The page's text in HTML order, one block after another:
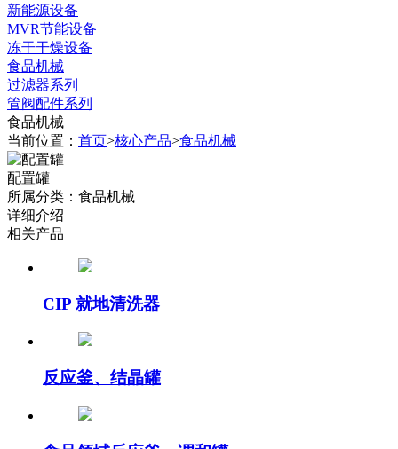
新能源设备
MVR节能设备
冻干干燥设备
食品机械
过滤器系列
管阀配件系列
食品机械
当前位置： 首页>核心产品>食品机械
配置罐
所属分类：食品机械
详细介绍
相关产品
CIP 就地清洗器
反应釜、结晶罐